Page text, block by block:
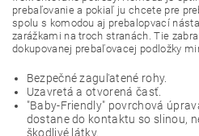
prebaľovanie a pokiaľ ju chcete pre
spolu s komodou aj prebalopvací
zarážkami na troch stranách. Tie
dokupovanej prebaľovacej podložky
Bezpečné zaguľatené rohy.
Uzavretá a otvorená časť.
"Baby-Friendly" povrchová
dostane do kontaktu so slinou,
škodlivé látky.